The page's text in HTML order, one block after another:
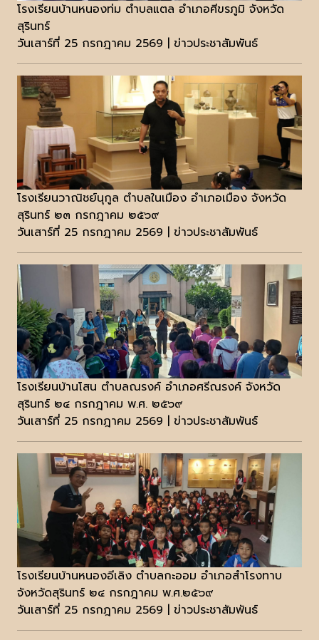
โรงเรียนบ้านหนองท่ม ตำบลแตล อำเภอศีขรภูมิ จังหวัด
สุรินทร์
วันเสาร์ที่ 25 กรกฎาคม 2569 | ข่าวประชาสัมพันธ์
โรงเรียนวาณิชย์นุกูล ตำบลในเมือง อำเภอเมือง จังหวัด
สุรินทร์ ๒๓ กรกฎาคม ๒๕๖๙
วันเสาร์ที่ 25 กรกฎาคม 2569 | ข่าวประชาสัมพันธ์
โรงเรียนบ้านโสน ตำบลณรงค์ อำเภอศรีณรงค์ จังหวัด
สุรินทร์ ๒๔ กรกฎาคม พ.ศ. ๒๕๖๙
วันเสาร์ที่ 25 กรกฎาคม 2569 | ข่าวประชาสัมพันธ์
โรงเรียนบ้านหนองอีเลิง ตำบลกะออม อำเภอสำโรงทาบ
จังหวัดสุรินทร์ ๒๔ กรกฎาคม พ.ศ.๒๕๖๙
วันเสาร์ที่ 25 กรกฎาคม 2569 | ข่าวประชาสัมพันธ์